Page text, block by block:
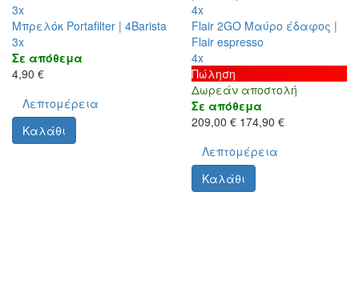
3x
Μπρελόκ Portafilter | 4Barista
3x
Σε απόθεμα
4,90 €
Λεπτομέρεια
Καλάθι
4x
Flair 2GO Μαύρο έδαφος |
Flair espresso
4x
Πώληση
Δωρεάν αποστολή
Σε απόθεμα
209,00 € 174,90 €
Λεπτομέρεια
Καλάθι